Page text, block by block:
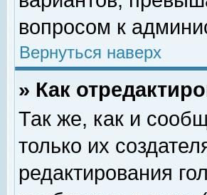
вопросом к
Вернуться наверх
» Как
Так же, как и
только их
редактирования